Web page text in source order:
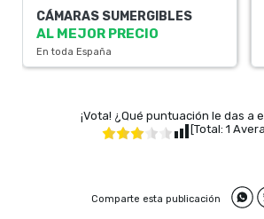
CÁMARAS SUMERGIBLES
AL MEJOR PRECIO
En toda España
¡Vota! ¿Qué puntuación le das a
[Total: 1
Comparte esta publicación